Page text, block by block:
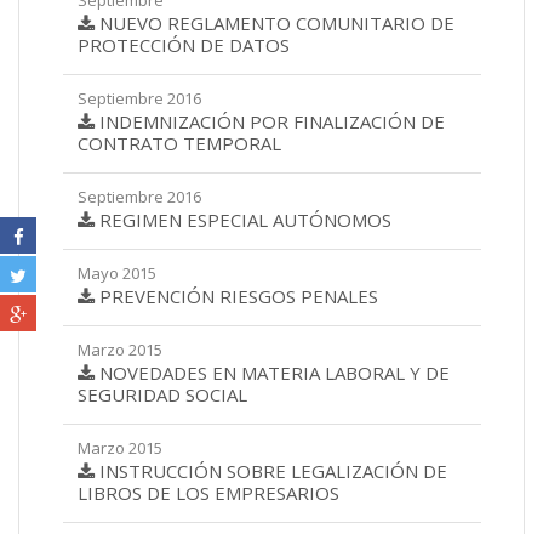
NUEVO REGLAMENTO COMUNITARIO DE
PROTECCIÓN DE DATOS
Septiembre 2016
INDEMNIZACIÓN POR FINALIZACIÓN DE
CONTRATO TEMPORAL
Septiembre 2016
REGIMEN ESPECIAL AUTÓNOMOS
Mayo 2015
PREVENCIÓN RIESGOS PENALES
Marzo 2015
NOVEDADES EN MATERIA LABORAL Y DE
SEGURIDAD SOCIAL
Marzo 2015
INSTRUCCIÓN SOBRE LEGALIZACIÓN DE
LIBROS DE LOS EMPRESARIOS